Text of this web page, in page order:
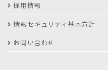
採用情報
情報セキュリティ基本方針
お問い合わせ